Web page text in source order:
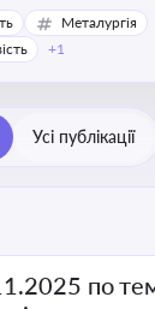
товарів, робіт та
кошти
Металургія
+1
Усі публікації
по